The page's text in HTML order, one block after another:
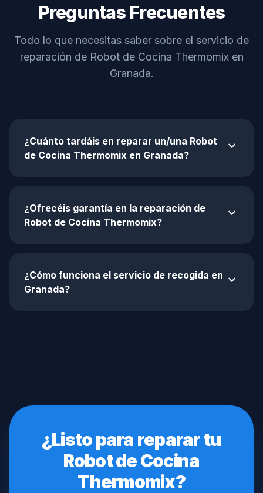
Preguntas Frecuentes
Todo lo que necesitas saber sobre el servicio de
reparación de Robot de Cocina Thermomix en
Granada.
¿Cuánto tardáis en reparar un/una Robot
de Cocina Thermomix en Granada?
expand_more
¿Ofrecéis garantía en la reparación de
Robot de Cocina Thermomix?
expand_more
¿Cómo funciona el servicio de recogida en
Granada?
expand_more
¿Listo para reparar tu
Robot de Cocina
Thermomix?